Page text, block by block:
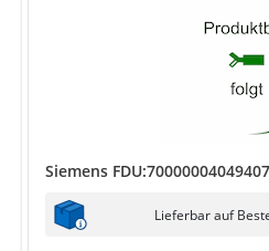
Siemens FDU:70000004049407
Lieferbar auf